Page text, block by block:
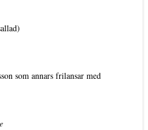
som annars frilansar med